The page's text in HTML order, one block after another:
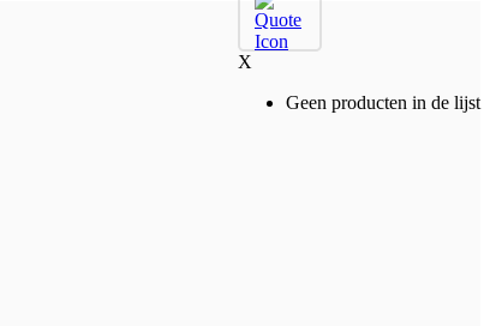
X
Geen producten in de lijst